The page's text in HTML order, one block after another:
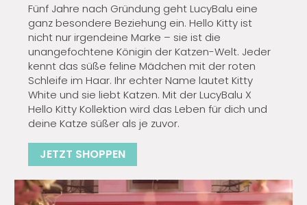
Fünf Jahre nach Gründung geht LucyBalu eine
ganz besondere Beziehung ein. Hello Kitty ist
nicht nur irgendeine Marke – sie ist die
unangefochtene Königin der Katzen-Welt. Jeder
kennt das süße feline Mädchen mit der roten
Schleife im Haar. Ihr echter Name lautet Kitty
White und sie liebt Katzen. Mit der LucyBalu X
Hello Kitty Kollektion wird das Leben für dich und
deine Katze süßer als je zuvor.
JETZT SHOPPEN